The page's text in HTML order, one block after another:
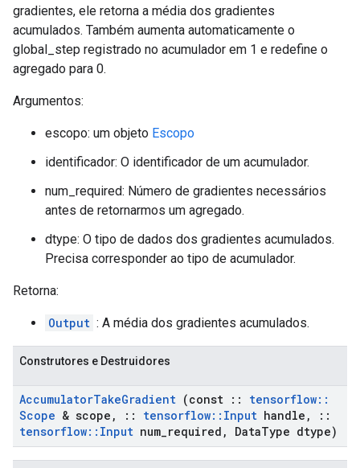
gradientes, ele retorna a média dos gradientes
acumulados. Também aumenta automaticamente o
global_step registrado no acumulador em 1 e redefine o
agregado para 0.
Argumentos:
escopo: um objeto Escopo
identificador: O identificador de um acumulador.
num_required: Número de gradientes necessários
antes de retornarmos um agregado.
dtype: O tipo de dados dos gradientes acumulados.
Precisa corresponder ao tipo de acumulador.
Retorna:
Output : A média dos gradientes acumulados.
Construtores e Destruidores
AccumulatorTakeGradient (const :: tensorflow::
Scope & scope , :: tensorflow:: Input handle ,
::
tensorflow:: Input num required , DataType dtype)